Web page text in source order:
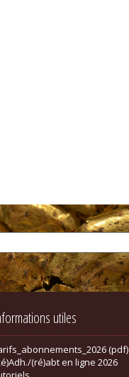
utiles
(pdf)
(ré)abt en ligne 2026